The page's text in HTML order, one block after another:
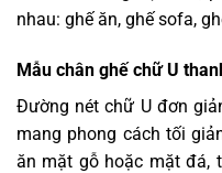
nhau: ghế ăn, ghế sofa,
Mẫu chân ghế chữ U
Đường nét chữ U đơn
mang phong cách tối
ăn mặt gỗ hoặc mặt đá,